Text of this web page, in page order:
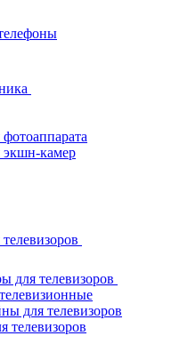
экшн-камер
для телевизоров
для телевизоров
телевизоров